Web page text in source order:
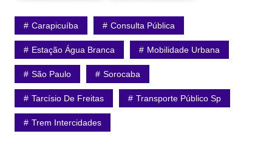
Carapicuíba Consulta Pública
Estação Água Branca Mobilidade Urbana
São Paulo Sorocaba
Tarcísio De Freitas Transporte Público Sp
Trem Intercidades